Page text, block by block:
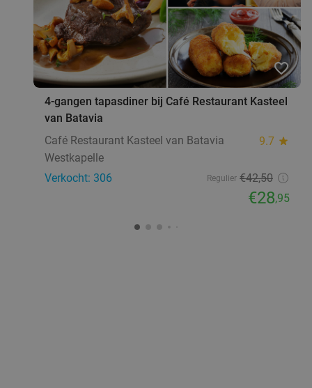
favorite_border
4-gangen tapasdiner bij Café Restaurant Kasteel
van Batavia
Café Restaurant Kasteel van Batavia
9.7 star
Westkapelle
Verkocht: 306
Regulier €42,50
€28,95